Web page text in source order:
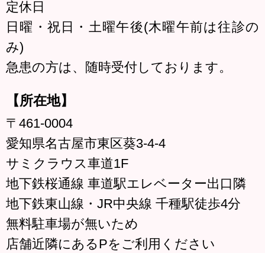
定休日
日曜・祝日・土曜午後(木曜午前は往診の
み)
急患の方は、随時受付しております。
【所在地】
〒461-0004
愛知県名古屋市東区葵3-4-4
サミクラウス車道1F
地下鉄桜通線 車道駅エレベーター出口隣
地下鉄東山線・JR中央線 千種駅徒歩4分
無料駐車場が無いため
店舗近隣にあるPをご利用ください